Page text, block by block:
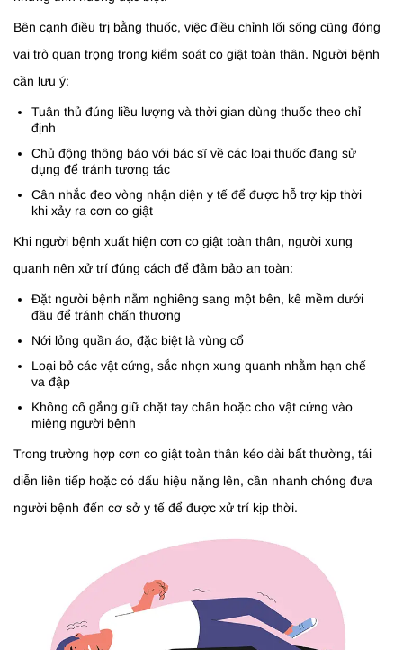
Bên cạnh điều trị bằng thuốc, việc điều chỉnh lối sống cũng đóng
vai trò quan trọng trong kiểm soát co giật toàn thân. Người bệnh
cần lưu ý:
Tuân thủ đúng liều lượng và thời gian dùng thuốc theo chỉ
định
Chủ động thông báo với bác sĩ về các loại thuốc đang sử
dụng để tránh tương tác
Cân nhắc đeo vòng nhận diện y tế để được hỗ trợ kịp thời
khi xảy ra cơn co giật
Khi người bệnh xuất hiện cơn co giật toàn thân, người xung
quanh nên xử trí đúng cách để đảm bảo an toàn:
Đặt người bệnh nằm nghiêng sang một bên, kê mềm dưới
đầu để tránh chấn thương
Nới lỏng quần áo, đặc biệt là vùng cổ
Loại bỏ các vật cứng, sắc nhọn xung quanh nhằm hạn chế
va đập
Không cố gắng giữ chặt tay chân hoặc cho vật cứng vào
miệng người bệnh
Trong trường hợp cơn co giật toàn thân kéo dài bất thường, tái
diễn liên tiếp hoặc có dấu hiệu nặng lên, cần nhanh chóng đưa
người bệnh đến cơ sở y tế để được xử trí kịp thời.